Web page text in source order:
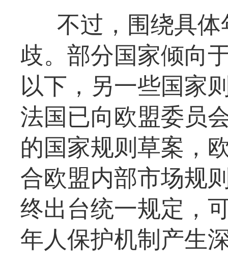
不过，围绕具
歧。部分国家倾向
以下，另一些国家
法国已向欧盟委员
的国家规则草案，
合欧盟内部市场规
终出台统一规定，
年人保护机制产生